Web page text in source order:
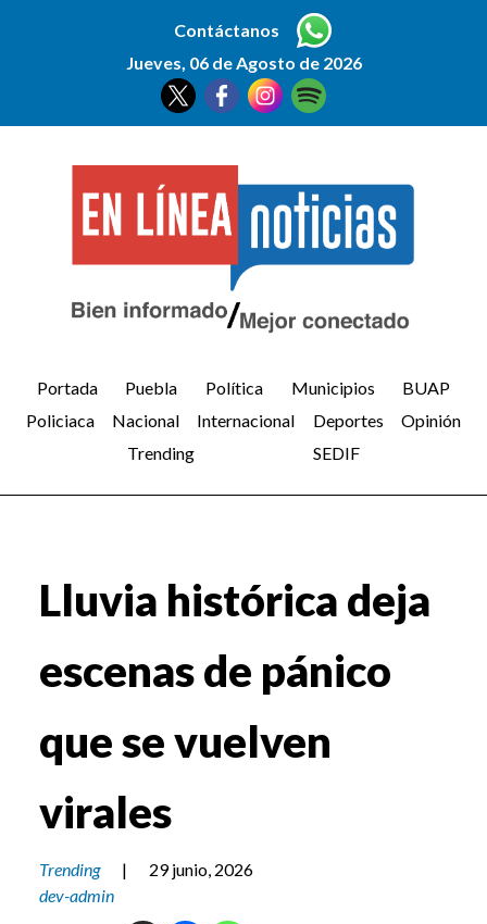
Contáctanos
Jueves, 06 de Agosto de 2026
Portada Puebla Política Municipios
BUAP
Policiaca
Nacional Internacional Deportes
Opinión
Trending
SEDIF
Lluvia histórica deja
escenas de pánico
que se vuelven
virales
Trending |
29 junio, 2026
dev-admin